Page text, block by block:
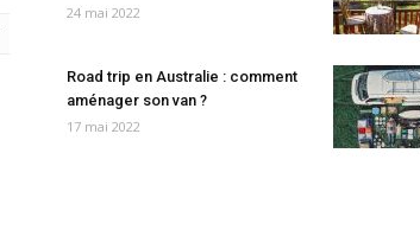
24 mai 2022
Road trip en Australie : comment
aménager son van ?
17 mai 2022